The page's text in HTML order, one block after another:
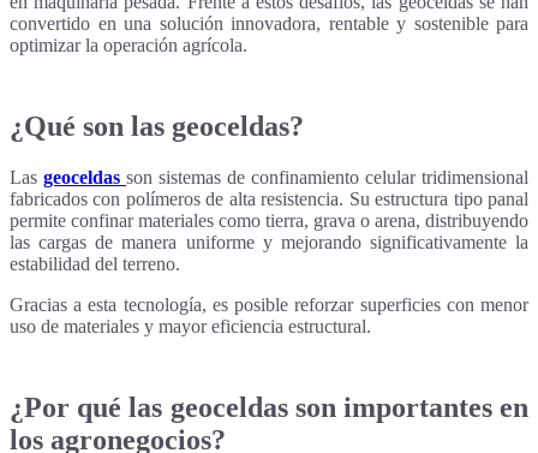
convertido en una solución innovadora, rentable y sostenible para
optimizar la operación agrícola.
¿Qué son las geoceldas?
Las geoceldas son sistemas de confinamiento celular tridimensional
fabricados con polímeros de alta resistencia. Su estructura tipo panal
permite confinar materiales como tierra, grava o arena, distribuyendo
las cargas de manera uniforme y mejorando significativamente la
estabilidad del terreno.
Gracias a esta tecnología, es posible reforzar superficies con menor
uso de materiales y mayor eficiencia estructural.
¿Por qué las geoceldas son importantes en
los agronegocios?